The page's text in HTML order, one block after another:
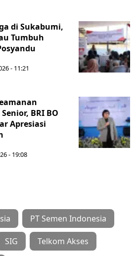
di Sukabumi,
Tumbuh
- 11:21
BRI BO
Apresiasi
- 19:08
PT Semen Indonesia
SIG Telkom Akses